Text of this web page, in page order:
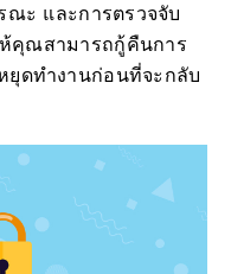
ณะ และการตรวจจับ
คุณสามารถกู้คืนการ
ยุดทำงานก่อนที่จะกลับ